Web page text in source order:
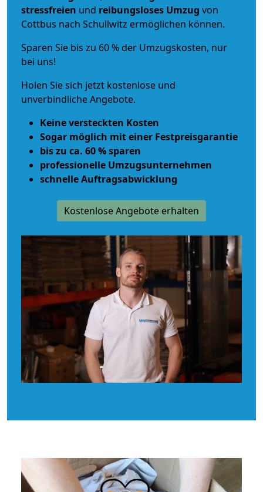
stressfreien und reibungsloses Umzug von
Cottbus nach Schullwitz ermöglichen können.
Sparen Sie bis zu 60 % der Umzugskosten, nur
bei uns!
Holen Sie sich jetzt kostenlose und
unverbindliche Angebote.
Keine versteckten Kosten
Sogar möglich mit einer Festpreisgarantie
bis zu ca. 60 % sparen
professionelle Umzugsunternehmen
schnelle Auftragsabwicklung
Kostenlose Angebote erhalten